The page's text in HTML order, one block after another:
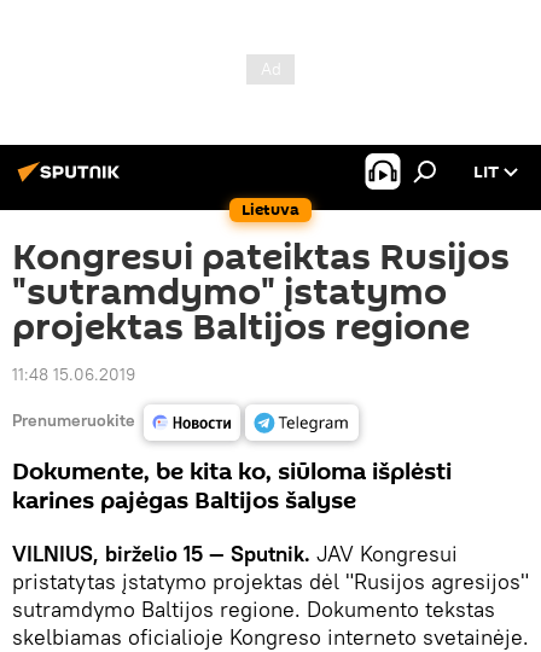
Lietuva
LIT
Kongresui pateiktas Rusijos
"sutramdymo" įstatymo
projektas Baltijos regione
11:48 15.06.2019
Prenumeruokite
Dokumente, be kita ko, siūloma išplėsti
karines pajėgas Baltijos šalyse
VILNIUS, birželio 15 — Sputnik. JAV Kongresui
pristatytas įstatymo projektas dėl "Rusijos agresijos"
sutramdymo Baltijos regione. Dokumento tekstas
skelbiamas oficialioje Kongreso interneto svetainėje.